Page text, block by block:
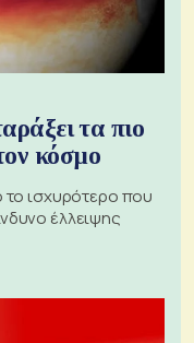
τα πιο
κόσμο
το ισχυρότερο που
έλλειψης